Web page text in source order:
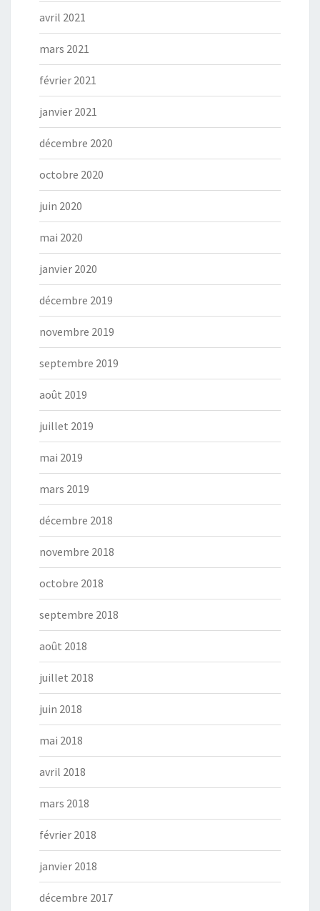
avril 2021
mars 2021
février 2021
janvier 2021
décembre 2020
octobre 2020
juin 2020
mai 2020
janvier 2020
décembre 2019
novembre 2019
septembre 2019
août 2019
juillet 2019
mai 2019
mars 2019
décembre 2018
novembre 2018
octobre 2018
septembre 2018
août 2018
juillet 2018
juin 2018
mai 2018
avril 2018
mars 2018
février 2018
janvier 2018
décembre 2017